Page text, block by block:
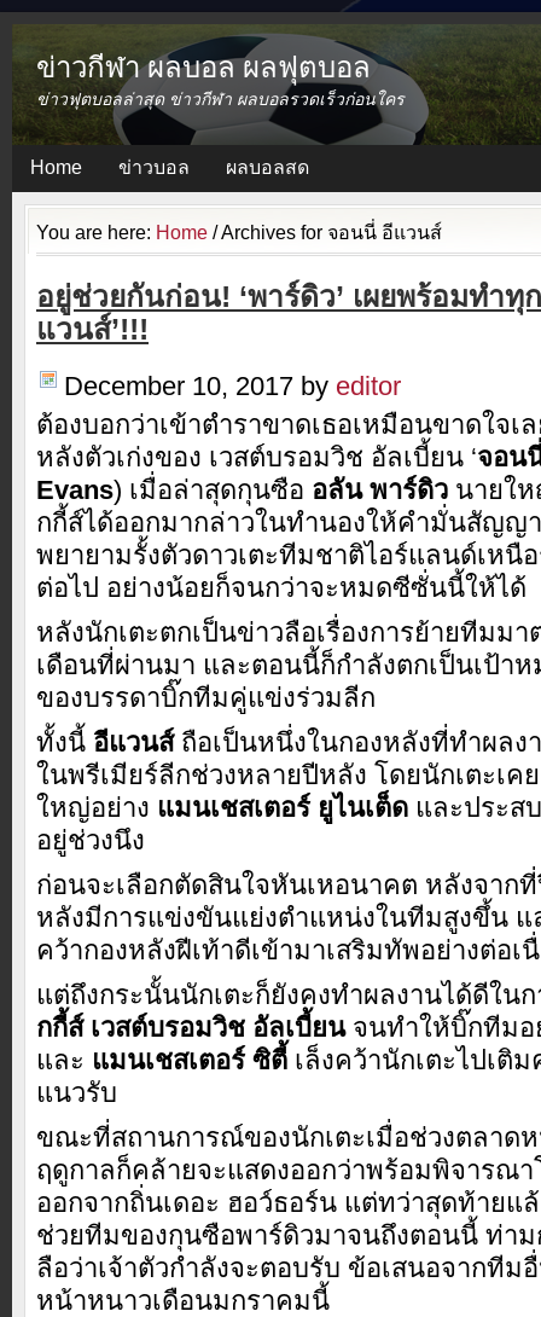
ข่าวกีฬา ผลบอล ผลฟุตบอล
ข่าวฟุตบอลล่าสุด ข่าวกีฬา ผลบอลรวดเร็วก่อนใคร
Home ข่าวบอล ผลบอลสด
You are here: Home /Archives for จอนนี่ อีแวนส์
อยู่ช่วยกันก่อน! ‘พาร์ดิว’ เผยพร้อมทำทุก
แวนส์’!!!
December 10, 2017 by editor
ต้องบอกว่าเข้าตำราขาดเธอเหมือนขาดใจเ
หลังตัวเก่งของ เวสต์บรอมวิช อัลเบี้ยน ‘จอน
Evans) เมื่อล่าสุดกุนซือ อลัน พาร์ดิว นายใ
กกี้ส์ได้ออกมากล่าวในทำนองให้คำมั่นสัญญ
พยายามรั้งตัวดาวเตะทีมชาติไอร์แลนด์เหนื
ต่อไป อย่างน้อยก็จนกว่าจะหมดซีซั่นนี้ให้ได้
หลังนักเตะตกเป็นข่าวลือเรื่องการย้ายทีมม
เดือนที่ผ่านมา และตอนนี้ก็กำลังตกเป็นเป้า
ของบรรดาบิ๊กทีมคู่แข่งร่วมลีก
ทั้งนี้ อีแวนส์ถือเป็นหนึ่งในกองหลังที่ทำผลง
ในพรีเมียร์ลีกช่วงหลายปีหลัง โดยนักเตะเค
ใหญ่อย่าง แมนเชสเตอร์ ยูไนเต็ด และประส
อยู่ช่วงนึง
ก่อนจะเลือกตัดสินใจหันเหอนาคต หลังจาก
หลังมีการแข่งขันแย่งตำแหน่งในทีมสูงขึ้น แ
คว้ากองหลังฝีเท้าดีเข้ามาเสริมทัพอย่างต่อเ
แต่ถึงกระนั้นนักเตะก็ยังคงทำผลงานได้ดีใน
กกี้ส์ เวสต์บรอมวิช อัลเบี้ยนจนทำให้บิ๊กทีมอ
และ แมนเชสเตอร์ ซิตี้ เล็งคว้านักเตะไปเติ
แนวรับ
ขณะที่สถานการณ์ของนักเตะเมื่อช่วงตลาด
ฤดูกาลก็คล้ายจะแสดงออกว่าพร้อมพิจารณา
ออกจากถิ่นเดอะ ฮอว์ธอร์น แต่ทว่าสุดท้ายแ
ช่วยทีมของกุนซือพาร์ดิวมาจนถึงตอนนี้ ท่าม
ลือว่าเจ้าตัวกำลังจะตอบรับ ข้อเสนอจากทีม
หน้าหนาวเดือนมกราคมนี้